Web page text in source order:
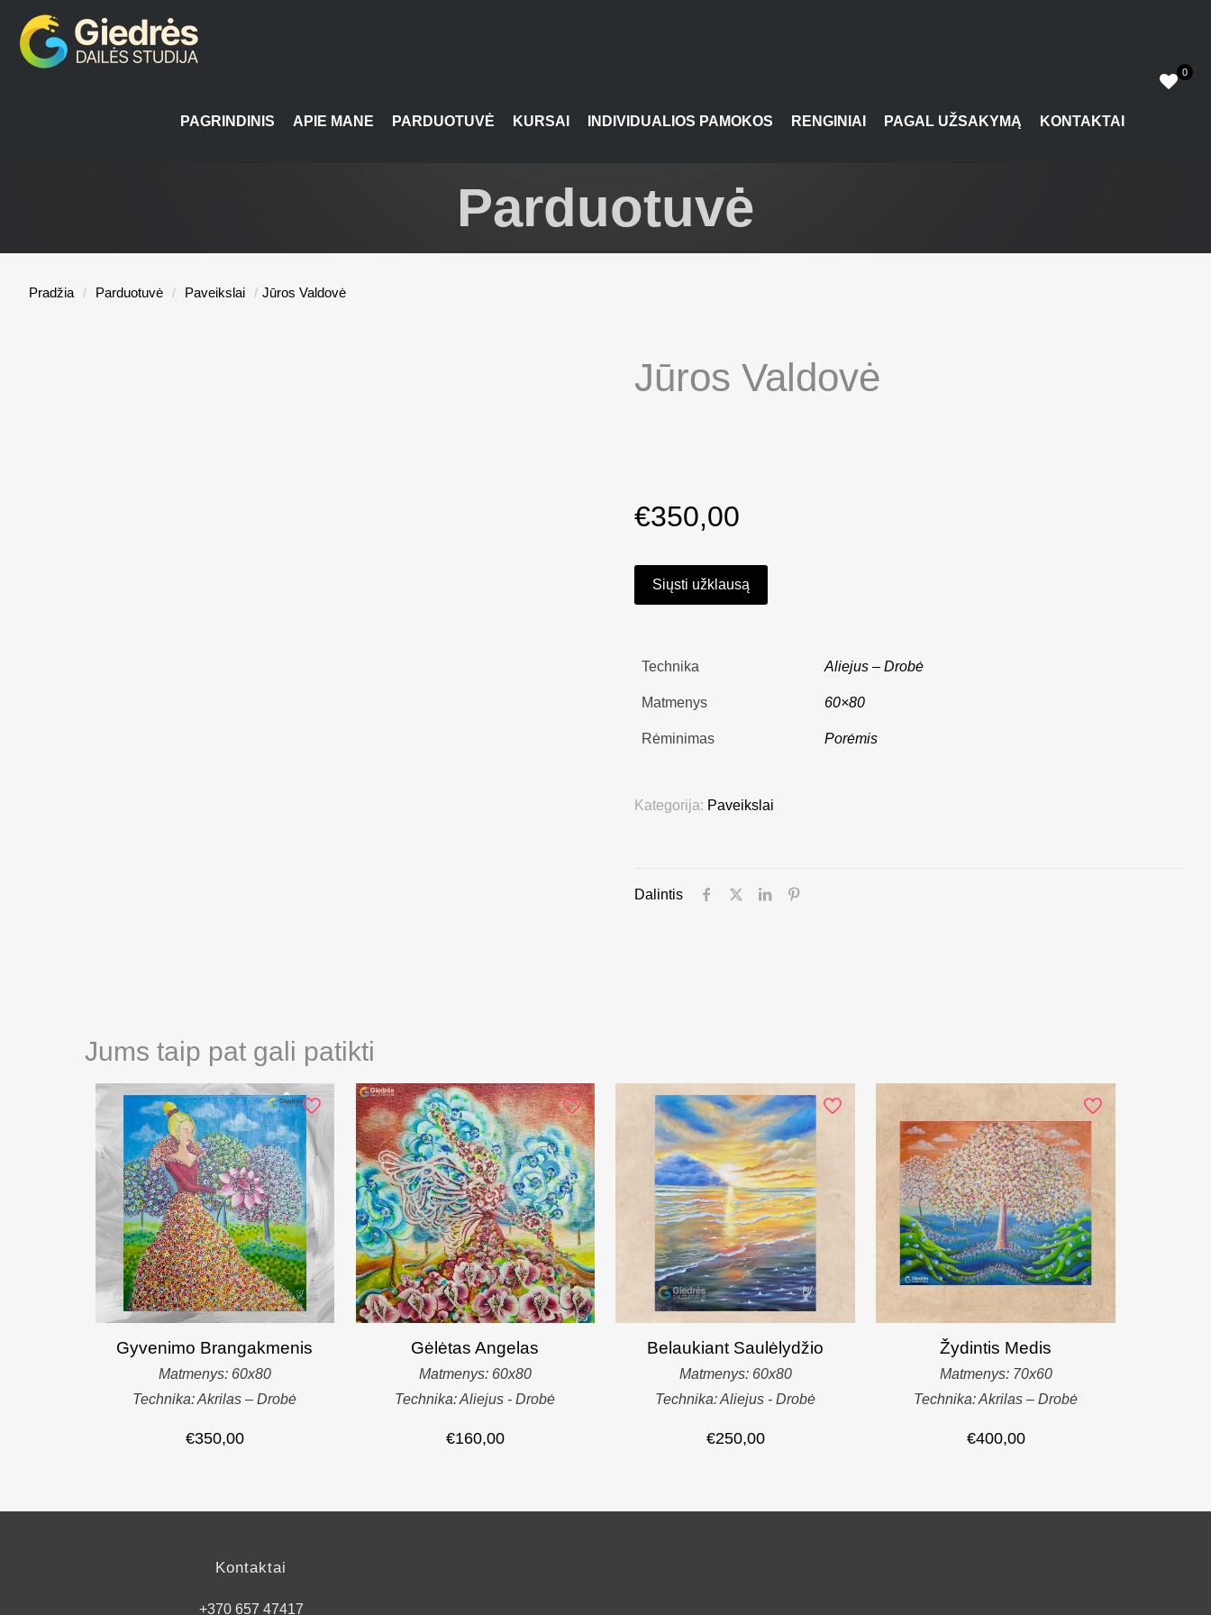
PAGRINDINIS APIE MANE PARDUOTUVĖ KURSAI INDIVIDUALIOS PAMOKOS RENGINIAI PAGAL UŽSAKYMĄ KONTAKTAI
0
Parduotuvė
Pradžia / Parduotuvė / Paveikslai / Jūros Valdovė
Jūros Valdovė
€350,00
Siųsti užklausą
Technika Aliejus – Drobė
Matmenys 60×80
Rėminimas Porėmis
Kategorija: Paveikslai
Dalintis
Jums taip pat gali patikti
Gyvenimo Brangakmenis
Matmenys: 60x80
Technika: Akrilas – Drobė
€350,00
Gėlėtas Angelas
Matmenys: 60x80
Technika: Aliejus - Drobė
€160,00
Belaukiant Saulėlydžio
Matmenys: 60x80
Technika: Aliejus - Drobė
€250,00
Žydintis Medis
Matmenys: 70x60
Technika: Akrilas – Drobė
€400,00
Kontaktai
+370 657 47417